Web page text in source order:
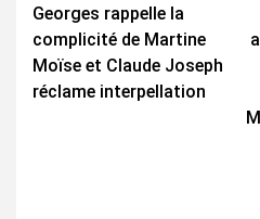
Georges rappelle la
complicité de Martine
Moïse et Claude Joseph
réclame interpellation